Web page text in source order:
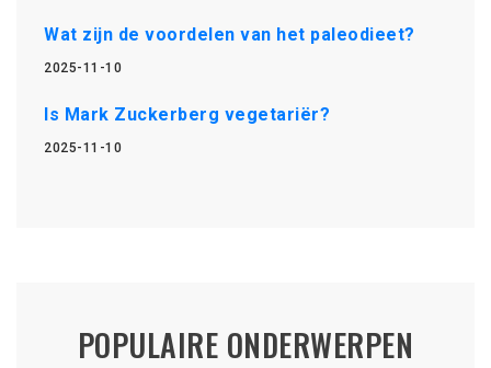
Wat zijn de voordelen van het paleodieet?
2025-11-10
Is Mark Zuckerberg vegetariër?
2025-11-10
POPULAIRE ONDERWERPEN